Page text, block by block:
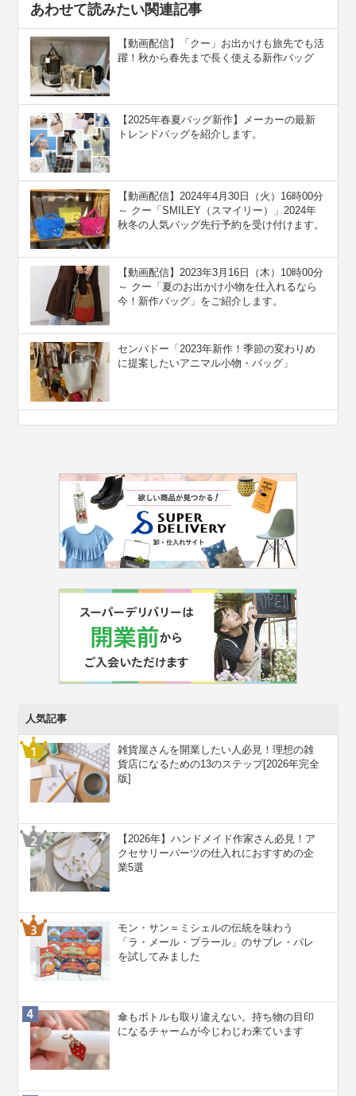
あわせて読みたい関連記事
【動画配信】「クー」お出かけも旅先でも活
躍！秋から春先まで長く使える新作バッグ
【2025年春夏バッグ新作】メーカーの最新
トレンドバッグを紹介します。
【動画配信】2024年4月30日（火）16時00分
～ クー「SMILEY（スマイリー）」2024年
秋冬の人気バッグ先行予約を受け付けます。
【動画配信】2023年3月16日（木）10時00分
～ クー「夏のお出かけ小物を仕入れるなら
今！新作バッグ」をご紹介します。
センバドー「2023年新作！季節の変わりめ
に提案したいアニマル小物・バッグ」
人気記事
雑貨屋さんを開業したい人必見！理想の雑
貨店になるための13のステップ[2026年完全
版]
【2026年】ハンドメイド作家さん必見！ア
クセサリーパーツの仕入れにおすすめの企
業5選
モン・サン＝ミシェルの伝統を味わう
「ラ・メール・プラール」のサブレ・パレ
を試してみました
傘もボトルも取り違えない。持ち物の目印
になるチャームが今じわじわ来ています